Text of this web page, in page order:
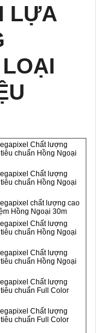
LỰA
Chất lượng
chuẩn Hồng Ngoại
Chất lượng
chuẩn Hồng Ngoại
chất lượng cao
Hồng Ngoại 30m
Chất lượng
chuẩn Hồng Ngoại
Chất lượng
chuẩn Hồng Ngoại
Chất lượng
chuẩn Full Color
Chất lượng
chuẩn Full Color